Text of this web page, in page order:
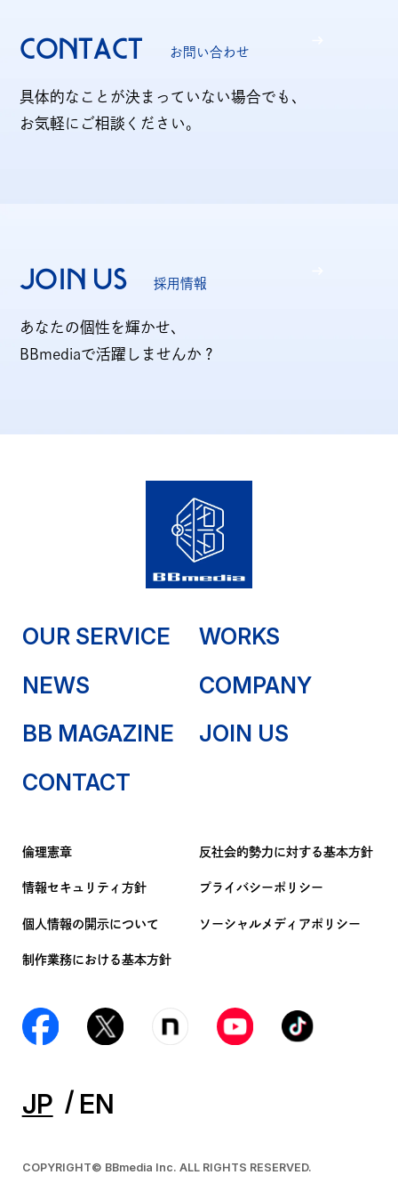
個人情報の開示について
ソーシャルメディアポリシー
JP EN
CONTACT お問い合わせ
具体的なことが決まっていない場合でも、
お気軽にご相談ください。
JOIN US 採用情報
あなたの個性を輝かせ、
BBmediaで活躍しませんか？
OUR SERVICE
WORKS
NEWS
COMPANY
BB MAGAZINE
JOIN US
CONTACT
倫理憲章 反社会的勢力に対する基本方針
情報セキュリティ方針 プライバシーポリシー
個人情報の開示について ソーシャルメディアポリシー
制作業務における基本方針
JP EN
COPYRIGHT© BBmedia Inc. ALL RIGHTS RESERVED.